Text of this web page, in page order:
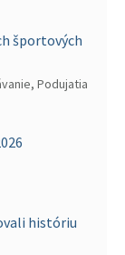
športových
Podujatia
históriu